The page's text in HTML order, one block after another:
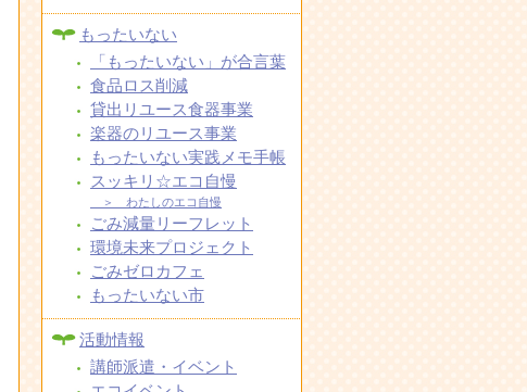
もったいない
「もったいない」が合言葉
食品ロス削減
貸出リユース食器事業
楽器のリユース事業
もったいない実践メモ手帳
スッキリ☆エコ自慢
＞ わたしのエコ自慢
ごみ減量リーフレット
環境未来プロジェクト
ごみゼロカフェ
もったいない市
活動情報
講師派遣・イベント